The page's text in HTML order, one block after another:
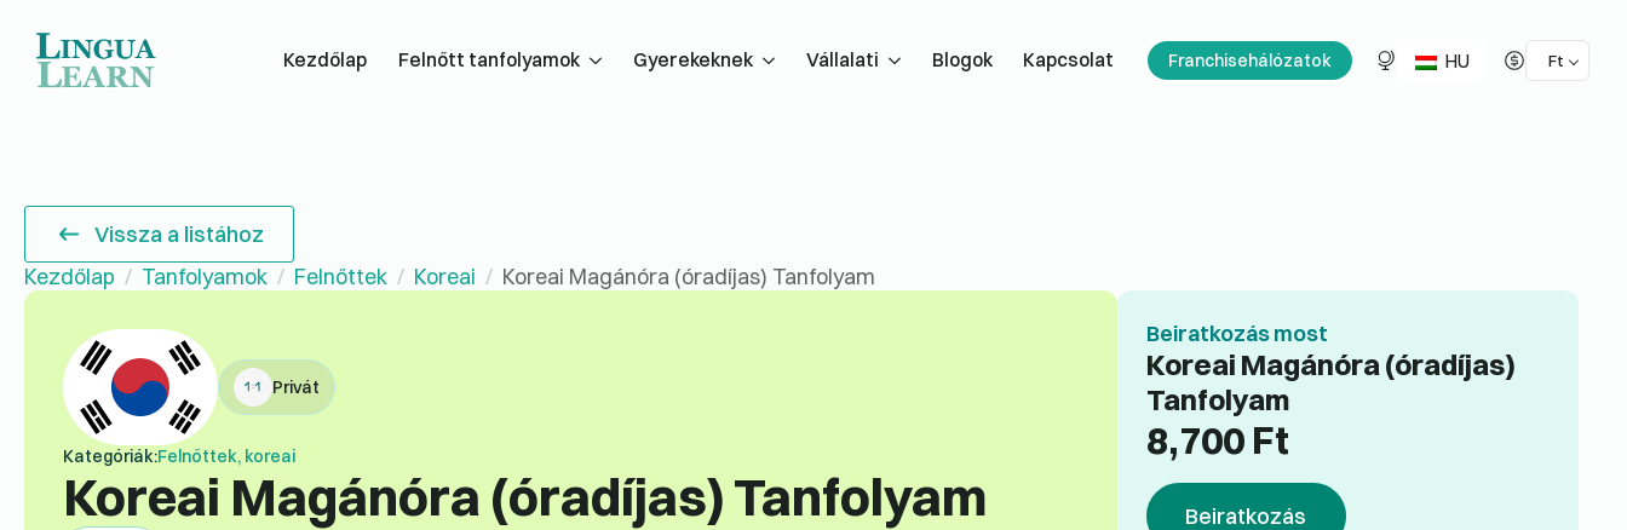
Kezdőlap Felnőtt tanfolyamok Gyerekeknek Vállalati Blogok Kapcsolat Franchisehálózatok HU Ft
Vissza a listához
Kezdőlap
Tanfolyamok Felnőttek Koreai Koreai Magánóra (óradíjas) Tanfolyam
Privát
Kategóriák:Felnőttek, koreai
Koreai Magánóra (óradíjas) Tanfolyam
Beiratkozás most
Koreai Magánóra (óradíjas)
Tanfolyam
8,700 Ft
Beiratkozás